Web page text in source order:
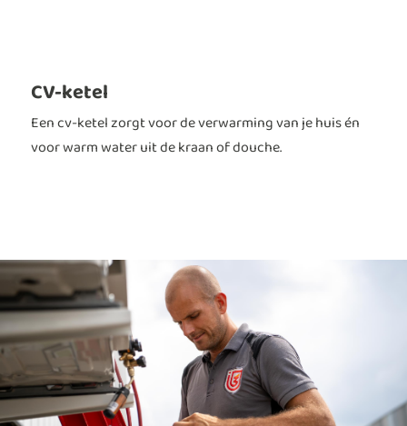
CV-ketel
Een cv-ketel zorgt voor de verwarming van je huis én
voor warm water uit de kraan of douche.